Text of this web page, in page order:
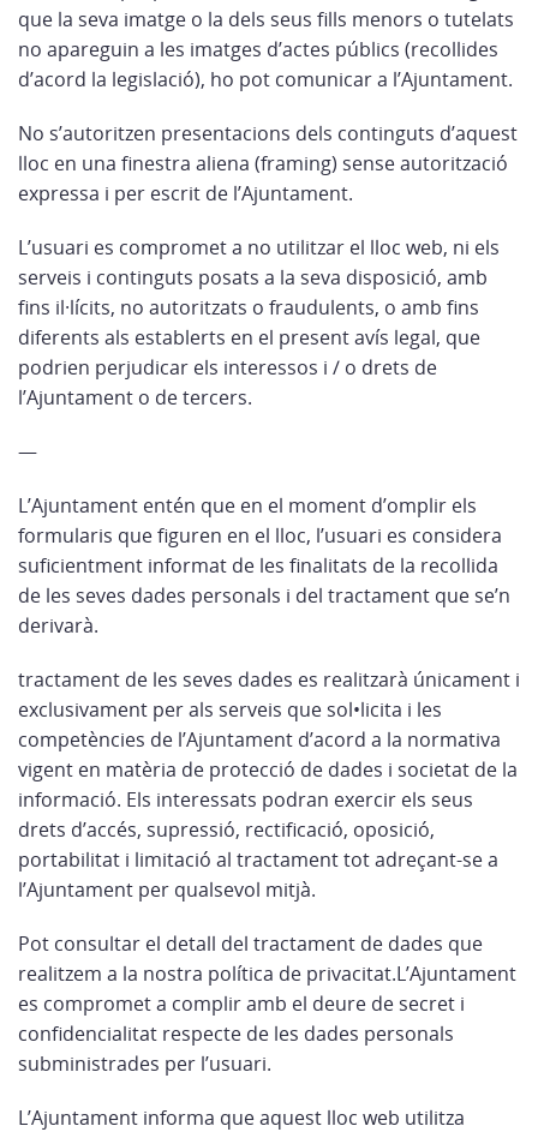
que la seva imatge o la dels seus fills menors o tutelats
no apareguin a les imatges d’actes públics (recollides
d’acord la legislació), ho pot comunicar a l’Ajuntament.
No s’autoritzen presentacions dels continguts d’aquest
lloc en una finestra aliena (framing) sense autorització
expressa i per escrit de l’Ajuntament.
L’usuari es compromet a no utilitzar el lloc web, ni els
serveis i continguts posats a la seva disposició, amb
fins il·lícits, no autoritzats o fraudulents, o amb fins
diferents als establerts en el present avís legal, que
podrien perjudicar els interessos i / o drets de
l’Ajuntament o de tercers.
—
L’Ajuntament entén que en el moment d’omplir els
formularis que figuren en el lloc, l’usuari es considera
suficientment informat de les finalitats de la recollida
de les seves dades personals i del tractament que se’n
derivarà.
tractament de les seves dades es realitzarà únicament i
exclusivament per als serveis que sol•licita i les
competències de l’Ajuntament d’acord a la normativa
vigent en matèria de protecció de dades i societat de la
informació. Els interessats podran exercir els seus
drets d’accés, supressió, rectificació, oposició,
portabilitat i limitació al tractament tot adreçant-se a
l’Ajuntament per qualsevol mitjà.
Pot consultar el detall del tractament de dades que
realitzem a la nostra política de privacitat.L’Ajuntament
es compromet a complir amb el deure de secret i
confidencialitat respecte de les dades personals
subministrades per l’usuari.
L’Ajuntament informa que aquest lloc web utilitza